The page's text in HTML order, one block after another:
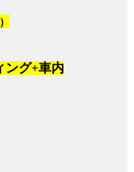
）
ング+車内